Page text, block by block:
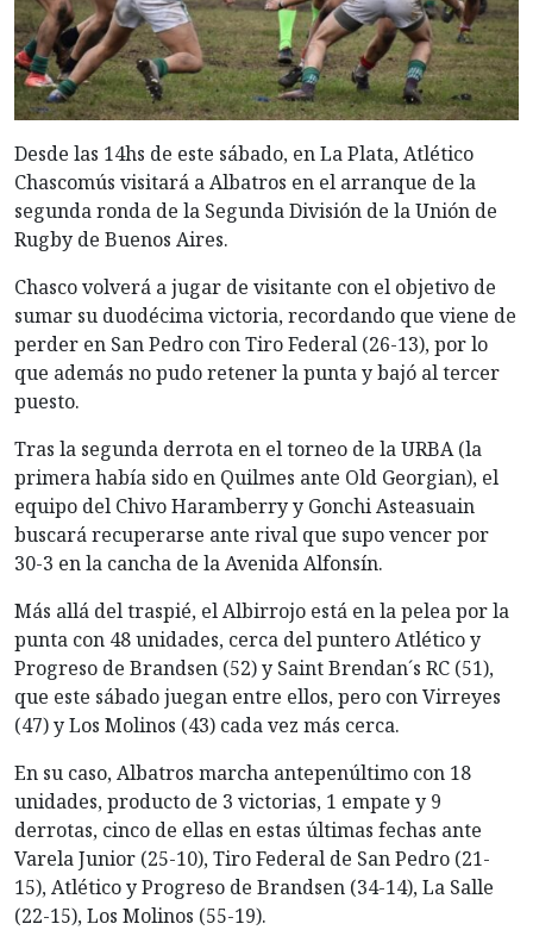
Desde las 14hs de este sábado, en La Plata, Atlético
Chascomús visitará a Albatros en el arranque de la
segunda ronda de la Segunda División de la Unión de
Rugby de Buenos Aires.
Chasco volverá a jugar de visitante con el objetivo de
sumar su duodécima victoria, recordando que viene de
perder en San Pedro con Tiro Federal (26-13), por lo
que además no pudo retener la punta y bajó al tercer
puesto.
Tras la segunda derrota en el torneo de la URBA (la
primera había sido en Quilmes ante Old Georgian), el
equipo del Chivo Haramberry y Gonchi Asteasuain
buscará recuperarse ante rival que supo vencer por
30-3 en la cancha de la Avenida Alfonsín.
Más allá del traspié, el Albirrojo está en la pelea por la
punta con 48 unidades, cerca del puntero Atlético y
Progreso de Brandsen (52) y Saint Brendan´s RC (51),
que este sábado juegan entre ellos, pero con Virreyes
(47) y Los Molinos (43) cada vez más cerca.
En su caso, Albatros marcha antepenúltimo con 18
unidades, producto de 3 victorias, 1 empate y 9
derrotas, cinco de ellas en estas últimas fechas ante
Varela Junior (25-10), Tiro Federal de San Pedro (21-
15), Atlético y Progreso de Brandsen (34-14), La Salle
(22-15), Los Molinos (55-19).